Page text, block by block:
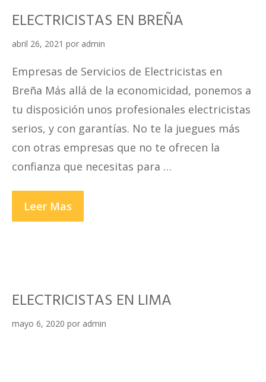
ELECTRICISTAS EN BREÑA
abril 26, 2021 por admin
Empresas de Servicios de Electricistas en
Breña Más allá de la economicidad, ponemos a
tu disposición unos profesionales electricistas
serios, y con garantías. No te la juegues más
con otras empresas que no te ofrecen la
confianza que necesitas para …
Leer Mas
EN
ELECTRICISTAS EN LIMA
mayo 6, 2020 por admin